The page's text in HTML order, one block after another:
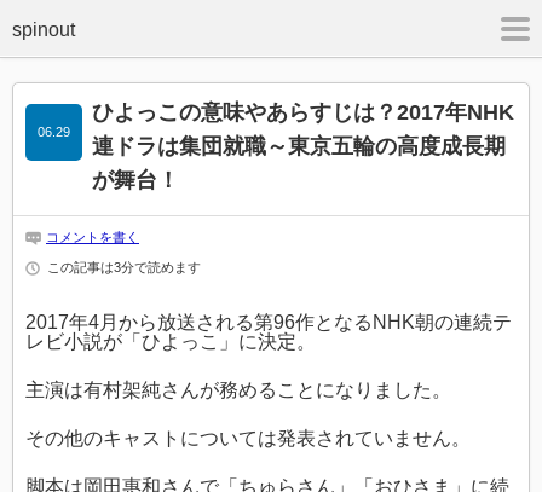
ひよっこの意味やあらすじは？2017年NHK
連ドラは集団就職～東京五輪の高度成長期
が舞台！
06.29
コメントを書く
この記事は3分で読めます
2017年4月から放送される第96作となるNHK朝の連続テ
レビ小説が「ひよっこ」に決定。
主演は有村架純さんが務めることになりました。
その他のキャストについては発表されていません。
脚本は岡田惠和さんで「ちゅらさん」「おひさま」に続